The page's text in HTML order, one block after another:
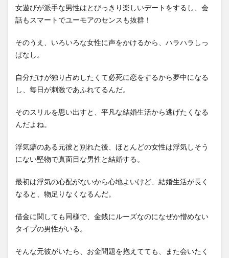
女遊びが派手な男性はとびっきり楽しいデートをするし、会
話もスマートでユーモアのセンスも抜群！
そのうえ、いろいろな女性に声をかけるから、ハラハラしっ
ぱなし。
自分だけが独り占めしたくて必死に恋をするから夢中になる
し、毎日が刺激であふれてるんだ。
そのスリルを思い出すと、平凡な結婚生活から逃げたくなる
んだよね。
浮気癖のある元彼と別れた後、ほとんどの女性は浮気しそう
にない堅物で真面目な男性と結婚する。
最初は浮気の心配がないから心地よいけど、結婚生活が長く
なると、物足りなくなるんだ。
借金に関しても同様で、金銭にルーズなのになぜか憎めない
タイプの男性がいる。
そんな元彼がいたら、お金問題を抱えてても、また会いたく